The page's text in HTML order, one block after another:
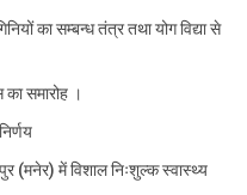
का सम्बन्ध तंत्र तथा योग विद्या से
समारोह ।
(मनेर) में विशाल निःशुल्क स्वास्थ्य